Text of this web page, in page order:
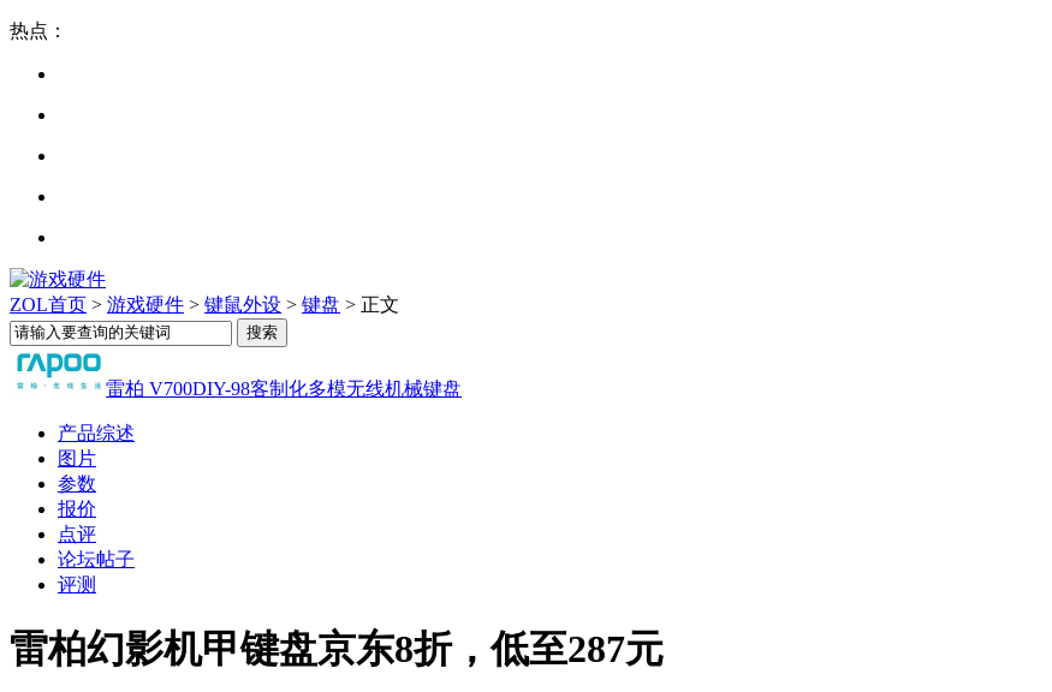
热点：
ZOL首页 > 游戏硬件 > 键鼠外设 > 键盘 > 正文
雷柏 V700DIY-98客制化多模无线机械键盘
产品综述
图片
参数
报价
点评
论坛帖子
评测
雷柏幻影机甲键盘京东8折，低至287元